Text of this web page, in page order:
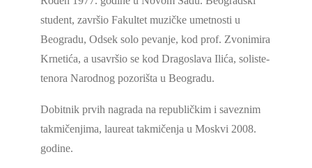
student, završio Fakultet muzičke umetnosti u
Beogradu, Odsek solo pevanje, kod prof. Zvonimira
Krnetića, a usavršio se kod Dragoslava Ilića, soliste-
tenora Narodnog pozorišta u Beogradu.
Dobitnik prvih nagrada na republičkim i saveznim
takmičenjima, laureat takmičenja u Moskvi 2008.
godine.